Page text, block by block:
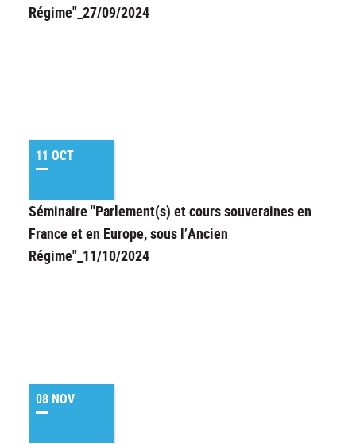
Régime"_27/09/2024
11 OCT
Séminaire "Parlement(s) et cours souveraines en
France et en Europe, sous l’Ancien
Régime"_11/10/2024
08 NOV